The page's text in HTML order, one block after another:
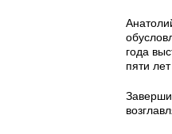
года
пяти